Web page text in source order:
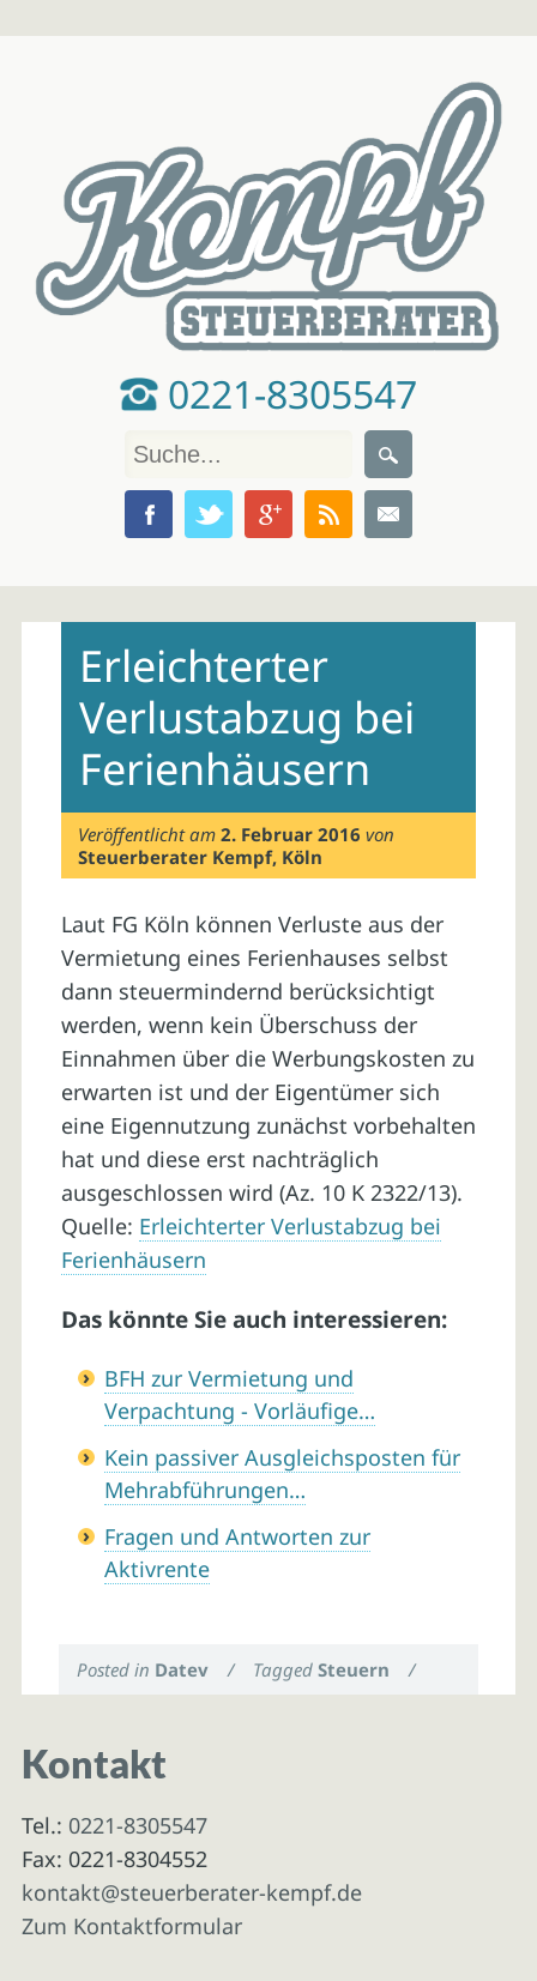
0221-8305547
contentErleichterter
Verlustabzug bei
Ferienhäusern
Veröffentlicht am2. Februar 2016 von
Steuerberater Kempf, Köln
Laut FG Köln können Verluste aus der
Vermietung eines Ferienhauses selbst
dann steuermindernd berücksichtigt
werden, wenn kein Überschuss der
Einnahmen über die Werbungskosten zu
erwarten ist und der Eigentümer sich
eine Eigennutzung zunächst vorbehalten
hat und diese erst nachträglich
ausgeschlossen wird (Az. 10 K 2322/13).
Quelle: Erleichterter Verlustabzug bei
Ferienhäusern
Das könnte Sie auch interessieren:
BFH zur Vermietung und
Verpachtung - Vorläufige…
Kein passiver Ausgleichsposten für
Mehrabführungen…
Fragen und Antworten zur
Aktivrente
Posted in Datev / TaggedSteuern /
Kontakt
Tel.: 0221-8305547
Fax: 0221-8304552
kontakt@steuerberater-kempf.de
Zum Kontaktformular